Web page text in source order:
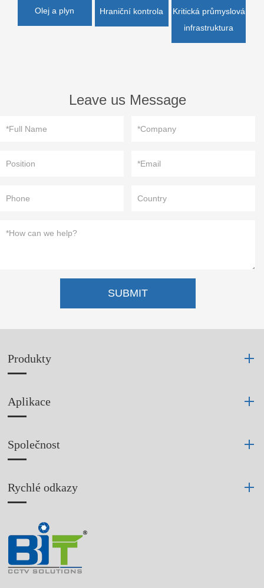
Olej a plyn Hraniční kontrola
Kritická průmyslová
infrastruktura
Leave us Message
SUBMIT
Produkty
Aplikace
Společnost
Rychlé odkazy